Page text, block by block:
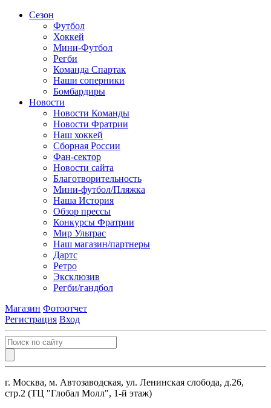
Сезон
Футбол
Хоккей
Мини-Футбол
Регби
Команда Спартак
Наши соперники
Бомбардиры
Новости
Новости Команды
Новости Фратрии
Наш хоккей
Сборная России
Фан-cектор
Новости сайта
Благотворительность
Мини-футбол/Пляжка
Наша История
Обзор прессы
Конкурсы Фратрии
Мир Ультрас
Наш магазин/партнеры
Дартс
Ретро
Эксклюзив
Регби/гандбол
Магазин Фотоотчет
Регистрация Вход
г. Москва, м. Автозаводская, ул. Ленинская слобода, д.26,
стр.2 (ТЦ "Глобал Молл", 1-й этаж)